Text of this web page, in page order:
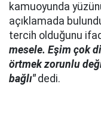
kamuoyunda
açıklamada
tercih olduğunu
mesele. Eşim çok
örtmek zorunlu
bağlı"dedi.